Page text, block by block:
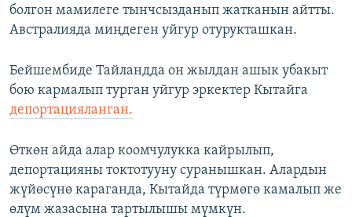
болгон мамилеге тынчсызданып жатканын айтты.
Австралияда миңдеген уйгур отурукташкан.
Бейшембиде Тайландда он жылдан ашык убакыт
бою кармалып турган уйгур эркектер Кытайга
депортацияланган.
Өткөн айда алар коомчулукка кайрылып,
депортацияны токтотууну суранышкан. Алардын
жүйөсүнө караганда, Кытайда түрмөгө камалып же
өлүм жазасына тартылышы мүмкүн.